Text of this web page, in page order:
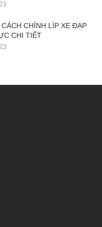
CHỈNH LÍP XE ĐẠP
CHI TIẾT